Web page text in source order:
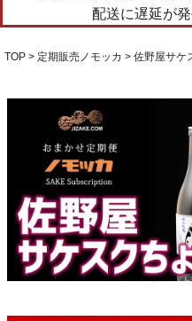
配送に遅延が
TOP 定期販売ノモッカ 佐野屋サケ